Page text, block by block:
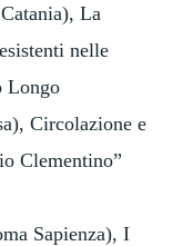
La
nelle
Longo
Circolazione e
Clementino”
Sapienza), I